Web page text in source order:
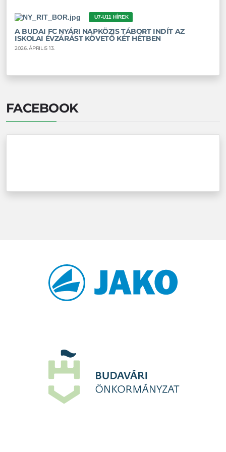
U7-U11 HÍREK
A BUDAI FC NYÁRI NAPKÖZIS TÁBORT INDÍT AZ
ISKOLAI ÉVZÁRÁST KÖVETŐ KÉT HÉTBEN
2026. ÁPRILIS 13.
FACEBOOK